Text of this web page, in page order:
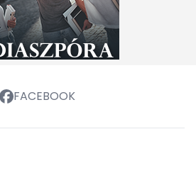
FACEBOOK